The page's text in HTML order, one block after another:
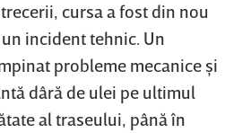
cursa a fost din nou
incident tehnic. Un
probleme mecanice şi
dâră de ulei pe ultimul
al traseului, până în